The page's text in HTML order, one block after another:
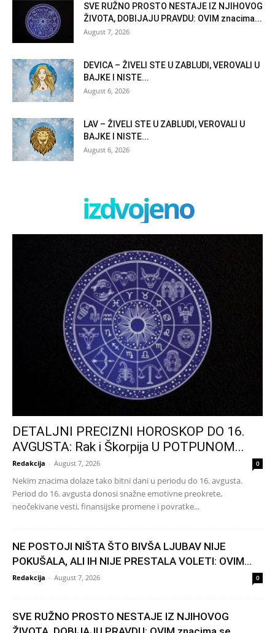
SVE RUŽNO PROSTO NESTAJE IZ NJIHOVOG
ŽIVOTA, DOBIJAJU PRAVDU: OVIM znacima...
August 7, 2026
DEVICA – ŽIVELI STE U ZABLUDI, VEROVALI U
BAJKE I NISTE...
August 6, 2026
LAV – ŽIVELI STE U ZABLUDI, VEROVALI U
BAJKE I NISTE...
August 6, 2026
izdvojeno
DETALJNI PRECIZNI HOROSKOP DO 16.
AVGUSTA: Rak i Škorpija U POTPUNOM...
Redakcija - August 7, 2026 0
Nekim znacima dolaze tako bitni dani u periodu do 16. avgusta.
Period do 16. avgusta donosi snažne emotivne preokrete,
neočekivane vesti, finansijske promene i povratke...
NE POSTOJI NIŠTA ŠTO BIVŠA LJUBAV NIJE
POKUŠALA, ALI IH NIJE PRESTALA VOLETI: OVIM...
Redakcija - August 7, 2026 0
SVE RUŽNO PROSTO NESTAJE IZ NJIHOVOG